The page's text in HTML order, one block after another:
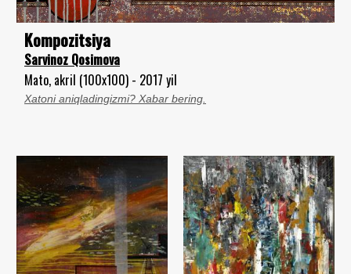
Kompozitsiya
Sarvinoz Qosimova
Mato, akril (100x100) - 2017 yil
Xatoni aniqladingizmi? Xabar bering.